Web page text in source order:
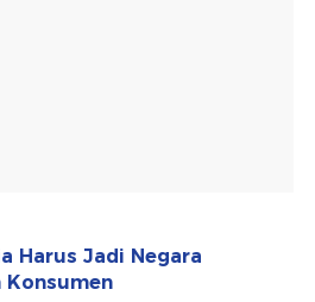
Harus Jadi Negara
Konsumen